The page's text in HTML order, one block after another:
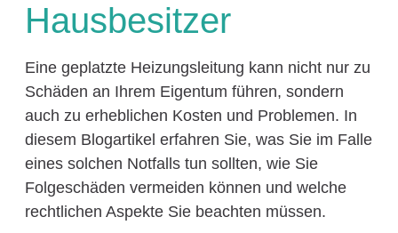
Hausbesitzer
Eine geplatzte Heizungsleitung kann nicht nur zu
Schäden an Ihrem Eigentum führen, sondern
auch zu erheblichen Kosten und Problemen. In
diesem Blogartikel erfahren Sie, was Sie im Falle
eines solchen Notfalls tun sollten, wie Sie
Folgeschäden vermeiden können und welche
rechtlichen Aspekte Sie beachten müssen.